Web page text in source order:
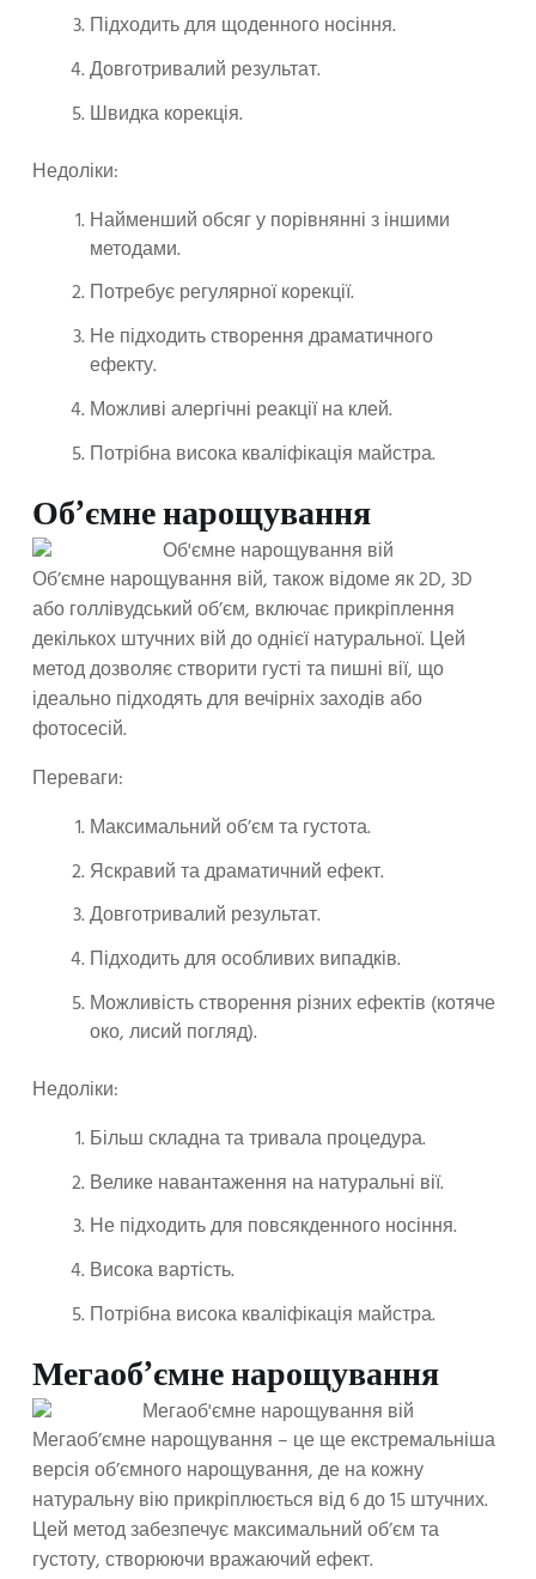
Підходить для щоденного носіння.
Довготривалий результат.
Швидка корекція.
Недоліки:
Найменший обсяг у порівнянні з іншими
методами.
Потребує регулярної корекції.
Не підходить створення драматичного
ефекту.
Можливі алергічні реакції на клей.
Потрібна висока кваліфікація майстра.
Об’ємне нарощування
Об’ємне нарощування вій, також відоме як 2D, 3D
або голлівудський об’єм, включає прикріплення
декількох штучних вій до однієї натуральної. Цей
метод дозволяє створити густі та пишні вії, що
ідеально підходять для вечірніх заходів або
фотосесій.
Переваги:
Максимальний об’єм та густота.
Яскравий та драматичний ефект.
Довготривалий результат.
Підходить для особливих випадків.
Можливість створення різних ефектів (котяче
око, лисий погляд).
Недоліки:
Більш складна та тривала процедура.
Велике навантаження на натуральні вії.
Не підходить для повсякденного носіння.
Висока вартість.
Потрібна висока кваліфікація майстра.
Мегаоб’ємне нарощування
Мегаоб’ємне нарощування – це ще екстремальніша
версія об’ємного нарощування, де на кожну
натуральну вію прикріплюється від 6 до 15 штучних.
Цей метод забезпечує максимальний об’єм та
густоту, створюючи вражаючий ефект.